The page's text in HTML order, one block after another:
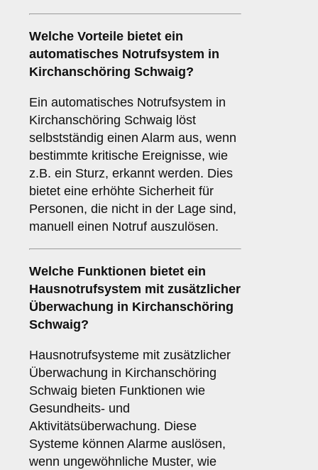
Welche Vorteile bietet ein
automatisches Notrufsystem in
Kirchanschöring Schwaig?
Ein automatisches Notrufsystem in
Kirchanschöring Schwaig löst
selbstständig einen Alarm aus, wenn
bestimmte kritische Ereignisse, wie
z.B. ein Sturz, erkannt werden. Dies
bietet eine erhöhte Sicherheit für
Personen, die nicht in der Lage sind,
manuell einen Notruf auszulösen.
Welche Funktionen bietet ein
Hausnotrufsystem mit zusätzlicher
Überwachung in Kirchanschöring
Schwaig?
Hausnotrufsysteme mit zusätzlicher
Überwachung in Kirchanschöring
Schwaig bieten Funktionen wie
Gesundheits- und
Aktivitätsüberwachung. Diese
Systeme können Alarme auslösen,
wenn ungewöhnliche Muster, wie